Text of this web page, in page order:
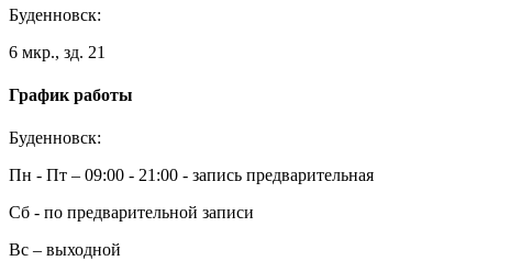
Буденновск:
6 мкр., зд. 21
График работы
Буденновск:
Пн - Пт – 09:00 - 21:00 - запись предварительная
Сб - по предварительной записи
Вс – выходной